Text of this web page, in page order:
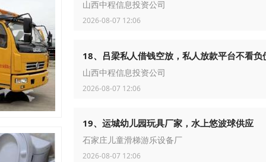
山西中程信息投资公司
2026-08-07 12:06
18、吕梁私人借钱空放，私人放款平台不看负
山西中程信息投资公司
2026-08-07 12:06
19、运城幼儿园玩具厂家，水上悠波球供应
石家庄儿童滑梯游乐设备厂
2026-08-07 12:06